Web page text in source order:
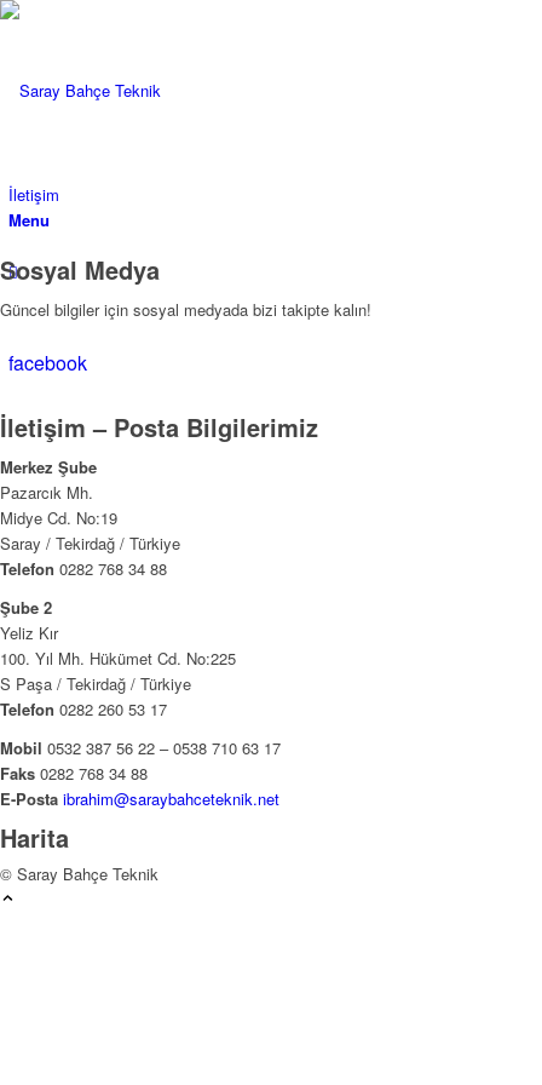
İletişim
Menu
Sosyal Medya
Güncel bilgiler için sosyal medyada bizi takipte kalın!
facebook
İletişim – Posta Bilgilerimiz
Merkez Şube
Pazarcık Mh.
Midye Cd. No:19
Saray / Tekirdağ / Türkiye
Telefon 0282 768 34 88
Şube 2
Yeliz Kır
100. Yıl Mh. Hükümet Cd. No:225
S Paşa / Tekirdağ / Türkiye
Telefon 0282 260 53 17
Mobil 0532 387 56 22 – 0538 710 63 17
Faks 0282 768 34 88
E-Posta ibrahim@saraybahceteknik.net
Harita
© Saray Bahçe Teknik